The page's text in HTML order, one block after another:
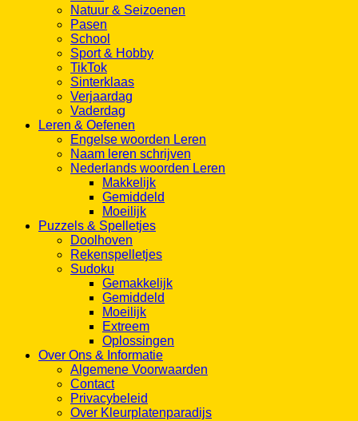
Natuur & Seizoenen
Pasen
School
Sport & Hobby
TikTok
Sinterklaas
Verjaardag
Vaderdag
Leren & Oefenen
Engelse woorden Leren
Naam leren schrijven
Nederlands woorden Leren
Makkelijk
Gemiddeld
Moeilijk
Puzzels & Spelletjes
Doolhoven
Rekenspelletjes
Sudoku
Gemakkelijk
Gemiddeld
Moeilijk
Extreem
Oplossingen
Over Ons & Informatie
Algemene Voorwaarden
Contact
Privacybeleid
Over Kleurplatenparadijs